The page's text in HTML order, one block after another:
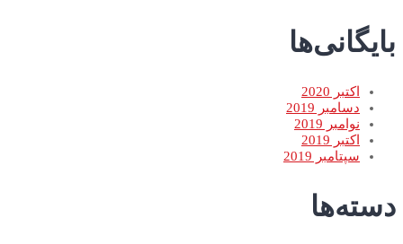
بایگانی‌ها
اکتبر 2020
دسامبر 2019
نوامبر 2019
اکتبر 2019
سپتامبر 2019
دسته‌ها